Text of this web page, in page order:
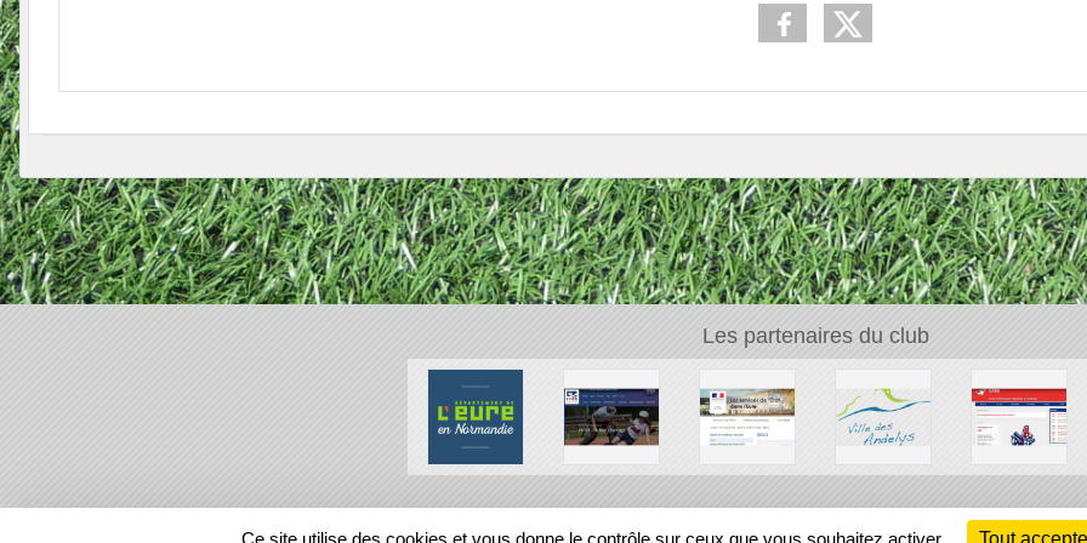
Les partenaires du club
REGIONS
Ce site utilise des cookies et vous donne le contrôle sur ceux que vous souhaitez activer Tout